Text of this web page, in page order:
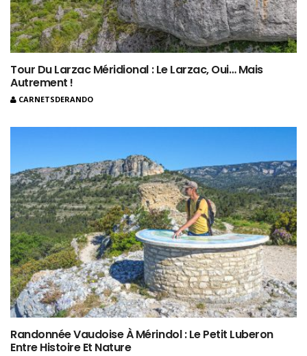
Tour Du Larzac Méridional : Le Larzac, Oui… Mais
Autrement !
CARNETSDERANDO
Randonnée Vaudoise À Mérindol : Le Petit Luberon
Entre Histoire Et Nature